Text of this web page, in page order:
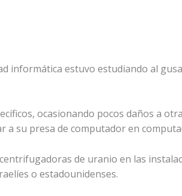
informática estuvo estudiando al
ocasionando pocos daños a
su presa de computador en
de uranio en las
o estadounidenses.